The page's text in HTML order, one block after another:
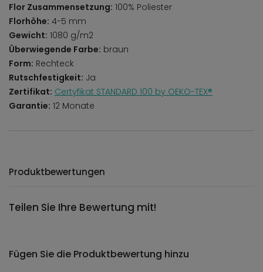
Flor Zusammensetzung: 100% Poliester
Florhöhe: 4-5 mm
Gewicht: 1080 g/m2
Überwiegende Farbe: braun
Form: Rechteck
Rutschfestigkeit: Ja
Zertifikat: Certyfikat STANDARD 100 by OEKO-TEX®
Garantie: 12 Monate
Produktbewertungen
Teilen Sie Ihre Bewertung mit!
Fügen Sie die Produktbewertung hinzu